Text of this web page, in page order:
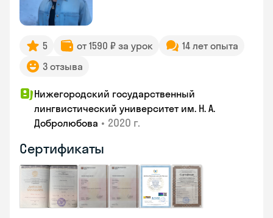
5 от 1590 ₽ за урок
14 лет опыта
3 отзыва
Нижегородский государственный
лингвистический университет им. Н. А.
Добролюбова • 2020 г.
Сертификаты